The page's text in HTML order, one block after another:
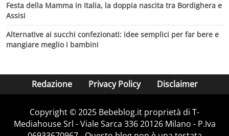
Festa della Mamma in Italia, la doppia nascita tra Bordighera e
Assisi
Alternative ai succhi confezionati: idee semplici per far bere e
mangiare meglio i bambini
Redazione Privacy Policy Disclaimer
Copyright © 2025 Bebeblog.it proprietà di T-
Mediahouse Srl - Viale Sarca 336 20126 Milano - P.Iva